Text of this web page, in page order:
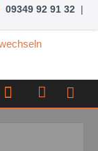
09349 92 91 32 |